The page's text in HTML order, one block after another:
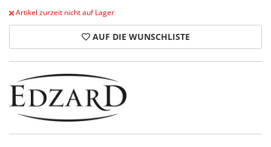
Artikel zurzeit nicht auf Lager
AUF DIE WUNSCHLISTE